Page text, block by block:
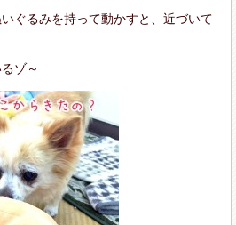
ぐるみを持って動かすと、近づいて
ゾ～